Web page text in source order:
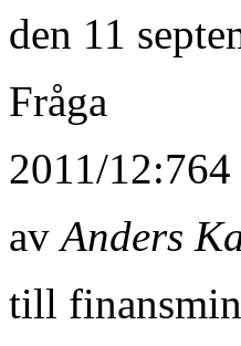
den 11
Fråga
2011/
avAnders
till